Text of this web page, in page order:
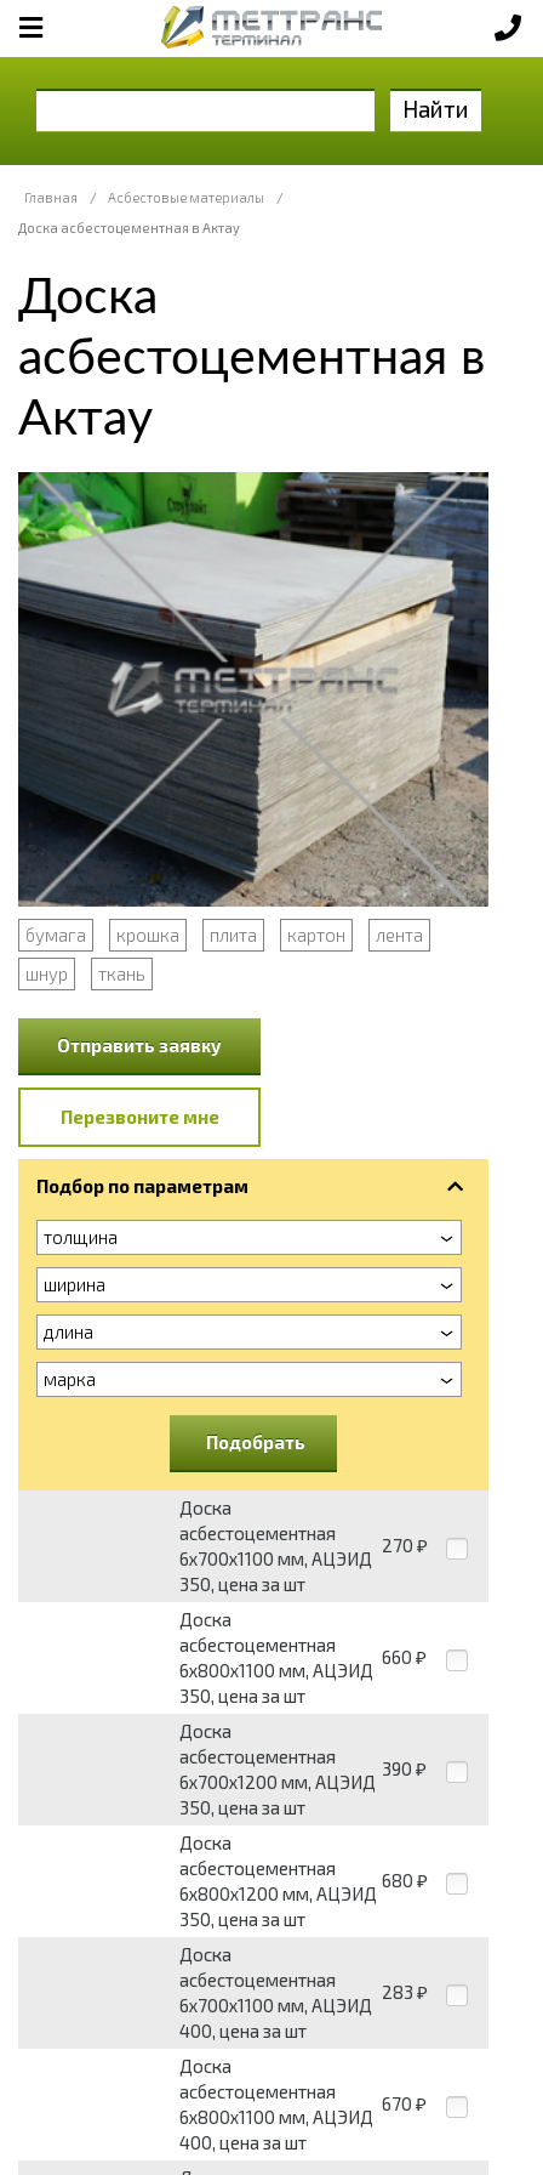
Найти
Главная / Асбестовые материалы
/
Доска асбестоцементная в Актау
Доска
асбестоцементная в
Актау
бумага крошка плита картон
лента
шнур
ткань
Отправить заявку
Перезвоните мне
Подбор по параметрам
толщина
ширина
длина
марка
Подобрать
Доска
асбестоцементная
6x700x1100 мм, АЦЭИД
350, цена за шт
270 ₽
Доска
асбестоцементная
6x800x1100 мм, АЦЭИД
350, цена за шт
660 ₽
Доска
асбестоцементная
6x700x1200 мм, АЦЭИД
350, цена за шт
390 ₽
Доска
асбестоцементная
6x800x1200 мм, АЦЭИД
350, цена за шт
680 ₽
Доска
асбестоцементная
6x700x1100 мм, АЦЭИД
400, цена за шт
283 ₽
Доска
асбестоцементная
6x800x1100 мм, АЦЭИД
400, цена за шт
670 ₽